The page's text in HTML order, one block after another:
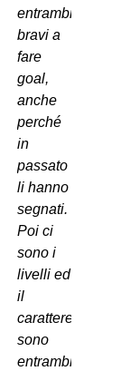
entrambi
bravi a
fare
goal,
anche
perché
in
passato
li hanno
segnati.
Poi ci
sono i
livelli ed
il
carattere:
sono
entrambi